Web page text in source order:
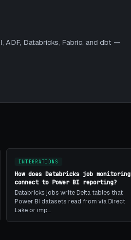
ADF, Databricks, Fabric, and dbt —
INTEGRATIONS
How does Databricks job monitoring
connect to Power BI reporting?
Databricks jobs write Delta tables that
Power BI datasets read from via Direct
Lake or imp…